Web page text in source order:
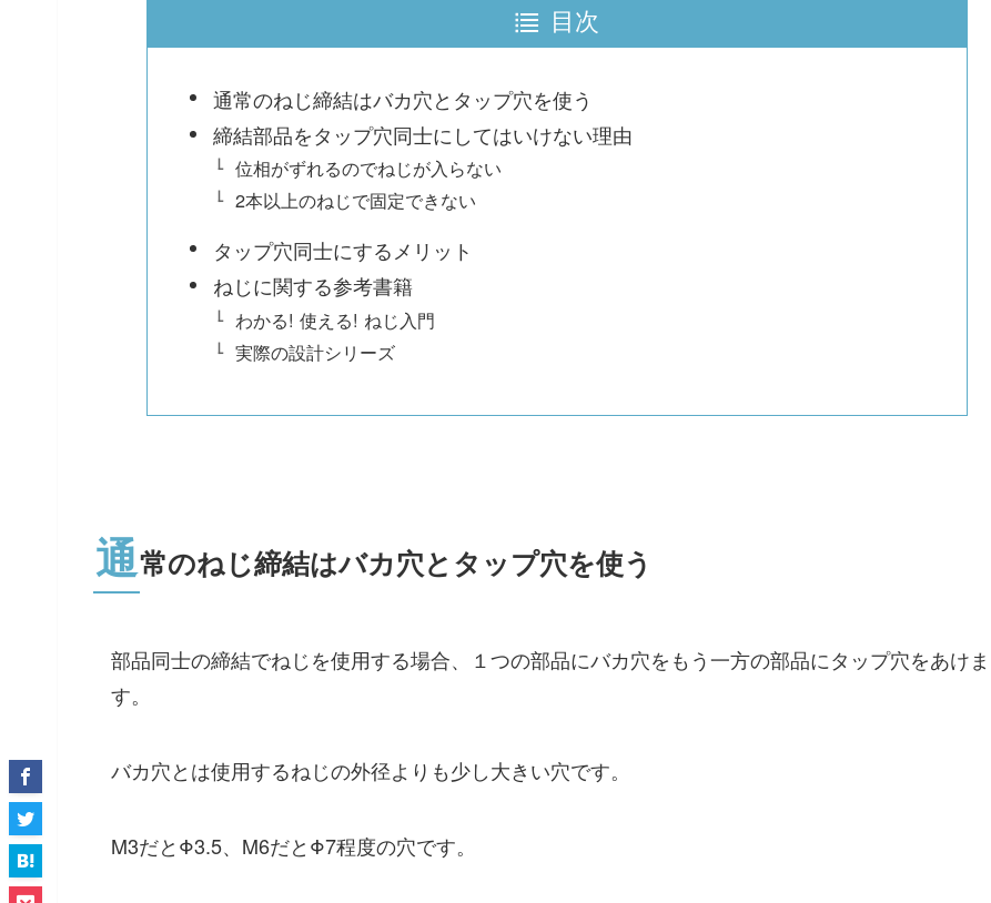
目次
通常のねじ締結はバカ穴とタップ穴を使う
締結部品をタップ穴同士にしてはいけない理由
位相がずれるのでねじが入らない
2本以上のねじで固定できない
タップ穴同士にするメリット
ねじに関する参考書籍
わかる! 使える! ねじ入門
実際の設計シリーズ
通常のねじ締結はバカ穴とタップ穴を使う
部品同士の締結でねじを使用する場合、１つの部品にバカ穴をもう一方の部品にタップ穴をあけま
す。
バカ穴とは使用するねじの外径よりも少し大きい穴です。
M3だとΦ3.5、M6だとΦ7程度の穴です。